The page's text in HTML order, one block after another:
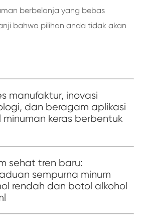
berbelanja yang bebas
bahwa pilihan anda tidak akan
manufaktur, inovasi
dan beragam aplikasi
minuman keras berbentuk
sehat tren baru:
sempurna minum
rendah dan botol alkohol